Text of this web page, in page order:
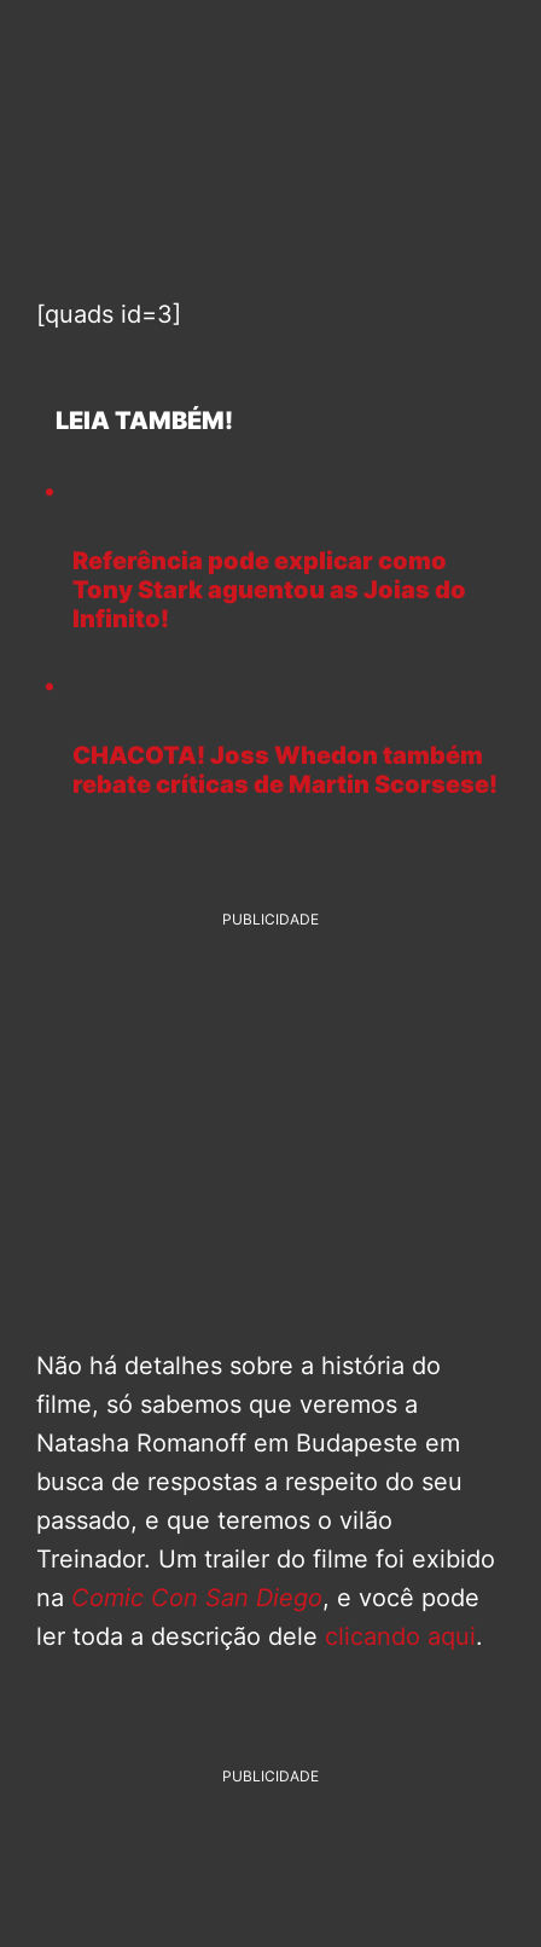
[quads id=3]
LEIA TAMBÉM!
Referência pode explicar como
Tony Stark aguentou as Joias do
Infinito!
CHACOTA! Joss Whedon também
rebate críticas de Martin Scorsese!
PUBLICIDADE
Não há detalhes sobre a história do
filme, só sabemos que veremos a
Natasha Romanoff em Budapeste em
busca de respostas a respeito do seu
passado, e que teremos o vilão
Treinador. Um trailer do filme foi exibido
na Comic Con San Diego, e você pode
ler toda a descrição dele clicando aqui.
PUBLICIDADE